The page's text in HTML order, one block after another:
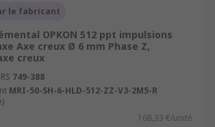
le fabricant
OPKON 512 ppt impulsions
Axe creux Ø 6 mm Phase Z,
creux
749-388
MRI-50-SH-6-HLD-512-ZZ-V3-2M5-R
168,33 €/unité